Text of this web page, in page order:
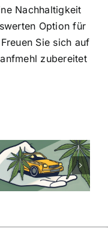
Nachhaltigkeit
Option für
Sie sich auf
zubereitet
Cannabis
Samen
kaufen: Alles
was Sie